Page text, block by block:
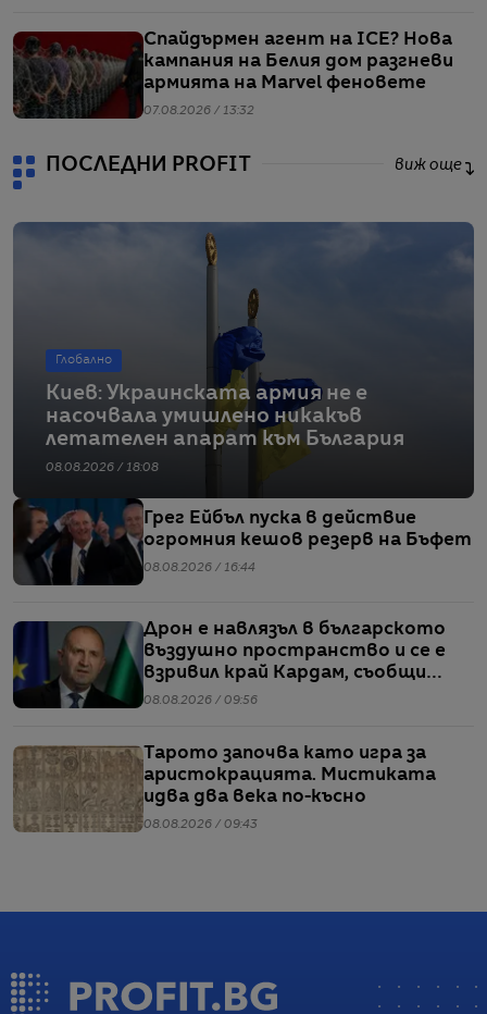
Спайдърмен агент на ICE? Нова
кампания на Белия дом разгневи
армията на Marvel феновете
07.08.2026 / 13:32
ПОСЛЕДНИ PROFIT виж още
Глобално
Киев: Украинската армия не е
насочвала умишлено никакъв
летателен апарат към България
08.08.2026 / 18:08
Грег Ейбъл пуска в действие
огромния кешов резерв на Бъфет
08.08.2026 / 16:44
Дрон е навлязъл в българското
въздушно пространство и се е
взривил край Кардам, съобщи
Радев
08.08.2026 / 09:56
Тарото започва като игра за
аристокрацията. Мистиката
идва два века по-късно
08.08.2026 / 09:43